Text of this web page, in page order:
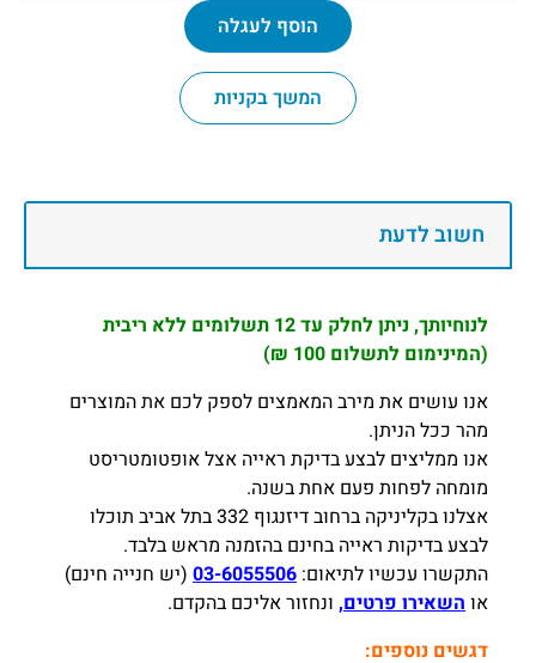
הוסף לעגלה
המשך בקניות
חשוב לדעת
לנוחיותך, ניתן לחלק עד 12 תשלומים ללא ריבית
(המינימום לתשלום 100 ₪)
אנו עושים את מירב המאמצים לספק לכם את המוצרים
מהר ככל הניתן.
אנו ממליצים לבצע בדיקת ראייה אצל אופטומטריסט
מומחה לפחות פעם אחת בשנה.
אצלנו בקליניקה ברחוב דיזנגוף 332 בתל אביב תוכלו
לבצע בדיקות ראייה בחינם בהזמנה מראש בלבד.
התקשרו עכשיו לתיאום: 03-6055506 (יש חנייה חינם)
אוהשאירו פרטים, ונחזור אליכם בהקדם.
דגשים נוספים: